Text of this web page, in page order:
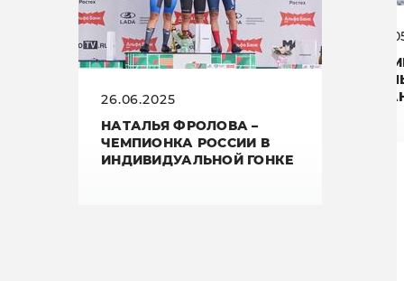
26.06.2025
НАТАЛЬЯ ФРОЛОВА –
ЧЕМПИОНКА РОССИИ В
ИНДИВИДУАЛЬНОЙ ГОНКЕ
22